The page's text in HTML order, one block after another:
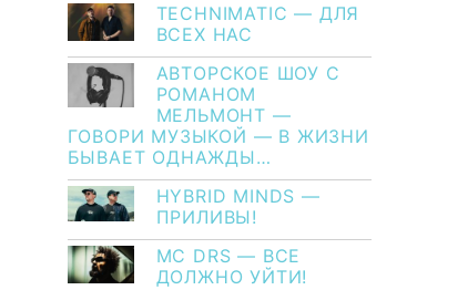
TECHNIMATIC — ДЛЯ
ВСЕХ НАС
АВТОРСКОЕ ШОУ С
РОМАНОМ
МЕЛЬМОНТ —
ГОВОРИ МУЗЫКОЙ — В ЖИЗНИ
БЫВАЕТ ОДНАЖДЫ…
HYBRID MINDS —
ПРИЛИВЫ!
MC DRS — ВСЕ
ДОЛЖНО УЙТИ!